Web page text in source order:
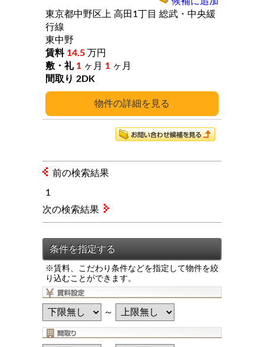
詳細
東京都中野区上 高田1丁目 総武・中央緩
行線
東中野
14.5 万円
1 ヶ月 1 ヶ月
2DK
前の検索結果
1
※賃料、こだわり条件などを指定して物件を絞
り込むことができます。
～